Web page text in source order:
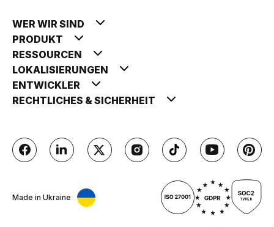
WER WIR SIND
PRODUKT
RESSOURCEN
LOKALISIERUNGEN
ENTWICKLER
RECHTLICHES & SICHERHEIT
Made in Ukraine